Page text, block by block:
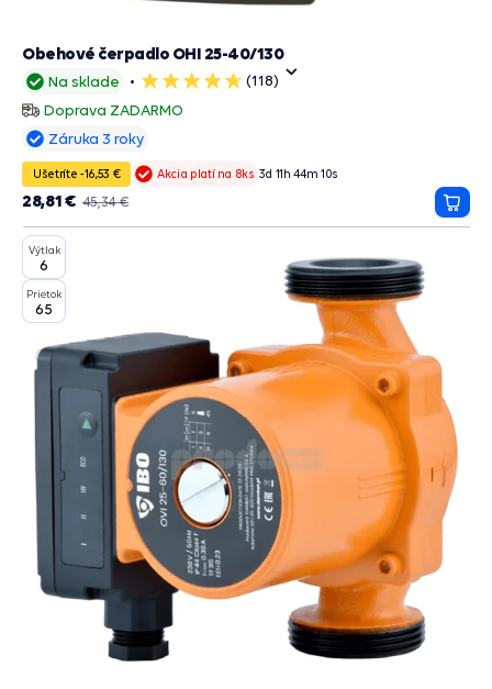
Na sklade
5
hviezdičiek
(118)
Doprava ZADARMO
Obehové čerpadlo OHI 25-40/130
Záruka 3 roky
Ušetríte -16,53 € Akcia platí na 8ks 3d 11h 44m 10s
45,34 €
28,81 €
do
Výtlak
6
Prietok
65